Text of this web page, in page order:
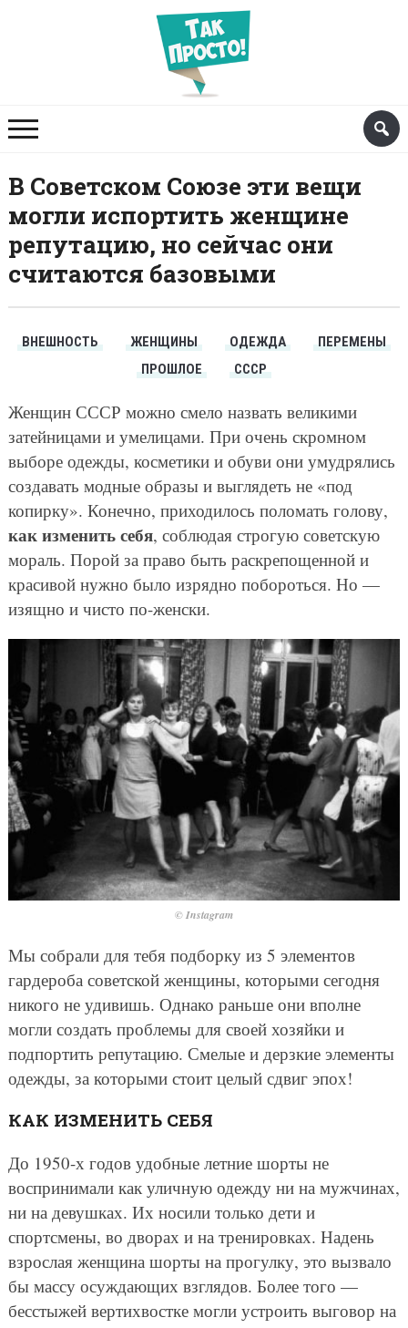
В Советском Союзе эти вещи
могли испортить женщине
репутацию, но сейчас они
считаются базовыми
ВНЕШНОСТЬ ЖЕНЩИНЫ ОДЕЖДА
ПЕРЕМЕНЫ
ПРОШЛОЕ
СССР
Женщин СССР можно смело назвать великими
затейницами и умелицами. При очень скромном
выборе одежды, косметики и обуви они умудрялись
создавать модные образы и выглядеть не «под
копирку». Конечно, приходилось поломать голову,
как изменить себя, соблюдая строгую советскую
мораль. Порой за право быть раскрепощенной и
красивой нужно было изрядно побороться. Но —
изящно и чисто по-женски.
© Instagram
Мы собрали для тебя подборку из 5 элементов
гардероба советской женщины, которыми сегодня
никого не удивишь. Однако раньше они вполне
могли создать проблемы для своей хозяйки и
подпортить репутацию. Смелые и дерзкие элементы
одежды, за которыми стоит целый сдвиг эпох!
КАК ИЗМЕНИТЬ СЕБЯ
До 1950-х годов удобные летние шорты не
воспринимали как уличную одежду ни на мужчинах,
ни на девушках. Их носили только дети и
спортсмены, во дворах и на тренировках. Надень
взрослая женщина шорты на прогулку, это вызвало
бы массу осуждающих взглядов. Более того —
бесстыжей вертихвостке могли устроить выговор на